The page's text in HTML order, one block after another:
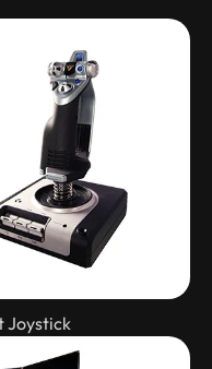
Joystick